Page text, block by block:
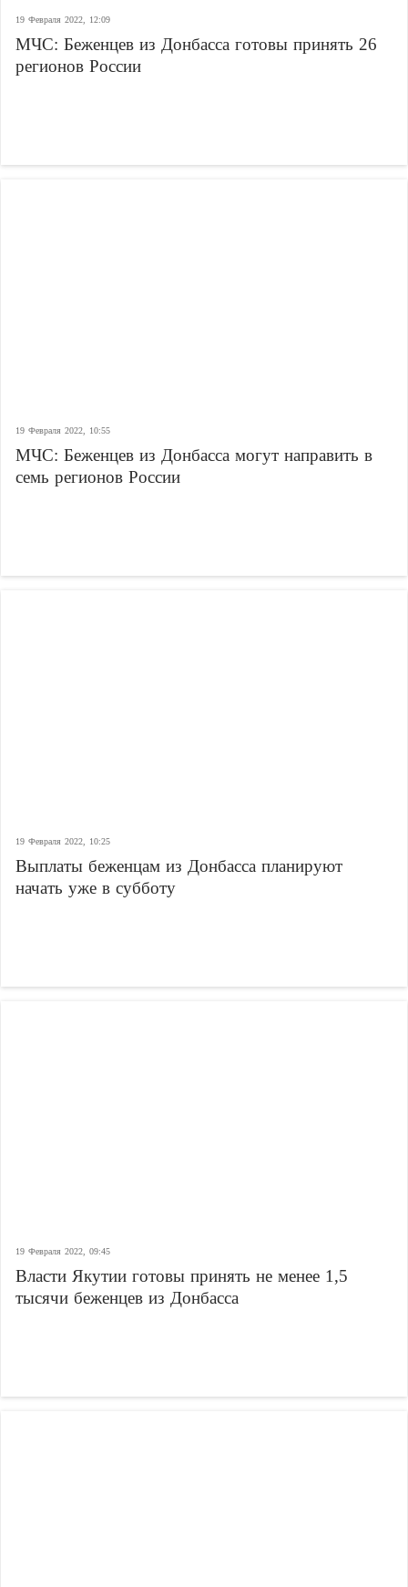
19 Февраля 2022, 12:09
МЧС: Беженцев из Донбасса готовы принять 26
регионов России
19 Февраля 2022, 10:55
МЧС: Беженцев из Донбасса могут направить в
семь регионов России
19 Февраля 2022, 10:25
Выплаты беженцам из Донбасса планируют
начать уже в субботу
19 Февраля 2022, 09:45
Власти Якутии готовы принять не менее 1,5
тысячи беженцев из Донбасса